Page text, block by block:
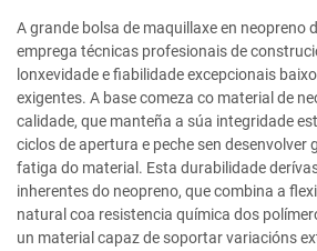
A grande bolsa de maquillaxe en neopreno
emprega técnicas profesionais de
lonxevidade e fiabilidade excepcionais
exigentes. A base comeza co material de
calidade, que manteña a súa integridade
ciclos de apertura e peche sen desenvolver
fatiga do material. Esta durabilidade
inherentes do neopreno, que combina a
natural coa resistencia química dos
un material capaz de soportar variacións